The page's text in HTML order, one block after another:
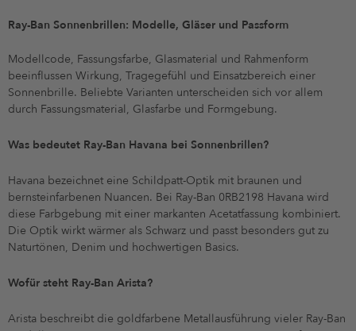
Ray-Ban Sonnenbrillen: Modelle, Gläser und Passform
Modellcode, Fassungsfarbe, Glasmaterial und Rahmenform
beeinflussen Wirkung, Tragegefühl und Einsatzbereich einer
Sonnenbrille. Beliebte Varianten unterscheiden sich vor allem
durch Fassungsmaterial, Glasfarbe und Formgebung.
Was bedeutet Ray-Ban Havana bei Sonnenbrillen?
Havana bezeichnet eine Schildpatt-Optik mit braunen und
bernsteinfarbenen Nuancen. Bei Ray-Ban 0RB2198 Havana wird
diese Farbgebung mit einer markanten Acetatfassung kombiniert.
Die Optik wirkt wärmer als Schwarz und passt besonders gut zu
Naturtönen, Denim und hochwertigen Basics.
Wofür steht Ray-Ban Arista?
Arista beschreibt die goldfarbene Metallausführung vieler Ray-Ban